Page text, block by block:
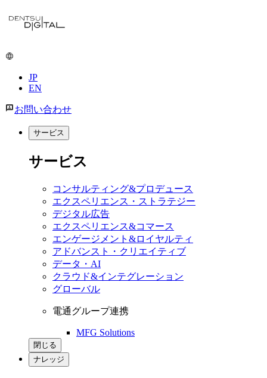
メ
コ
ツ
JP
EN
お問い合わせ
サービス
サービス
コンサルティング&プロデュース
エクスペリエンス・ストラテジー
デジタル広告
エクスペリエンス&コマース
エンゲージメント&ロイヤルティ
アドバンスト・クリエイティブ
データ・AI
クラウド&インテグレーション
グローバル
電通グループ連携
MFG Solutions
閉じる
ナレッジ